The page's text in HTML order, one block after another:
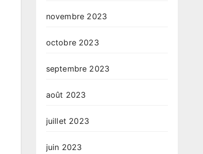
novembre 2023
octobre 2023
septembre 2023
août 2023
juillet 2023
juin 2023